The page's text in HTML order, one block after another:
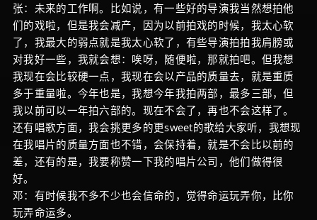
张：未来的工作啊。比如说，有一些好的导演我当然想拍他
们的戏啦，但是我会减产，因为以前拍戏的时候，我太心软
了，我最大的弱点就是我太心软了，有些导演拍拍我肩膀或
对我好一些，我就会想：唉呀，随便啦，那就拍吧。但我想
我现在会比较硬一点，我现在会以产品的质量去，就是重质
多于重量啦。今年也是，我想今年我拍两部，最多三部，但
我以前可以一年拍六部的。现在不会了，再也不会这样了。
还有唱歌方面，我会挑更多的更sweet的歌给大家听，我想现
在我唱片的质量方面也不错，会保持着，就是不会比以前的
差，还有的是，我要称赞一下我的唱片公司，他们做得很
好。
邓：有时候我不多不少也会信命的，觉得命运玩弄你，比你
玩弄命运多。